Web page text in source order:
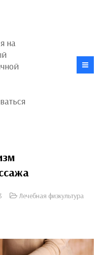
на
Лечебная физкультура